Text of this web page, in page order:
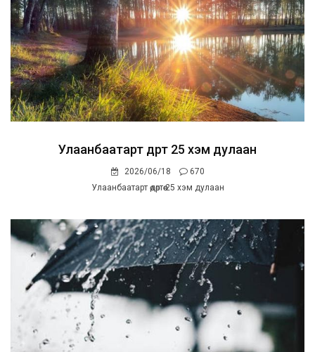
Улаанбаатарт өдөртөө 25 хэм дулаан
2026/06/18
670
Улаанбаатарт өдөртөө 25 хэм дулаан